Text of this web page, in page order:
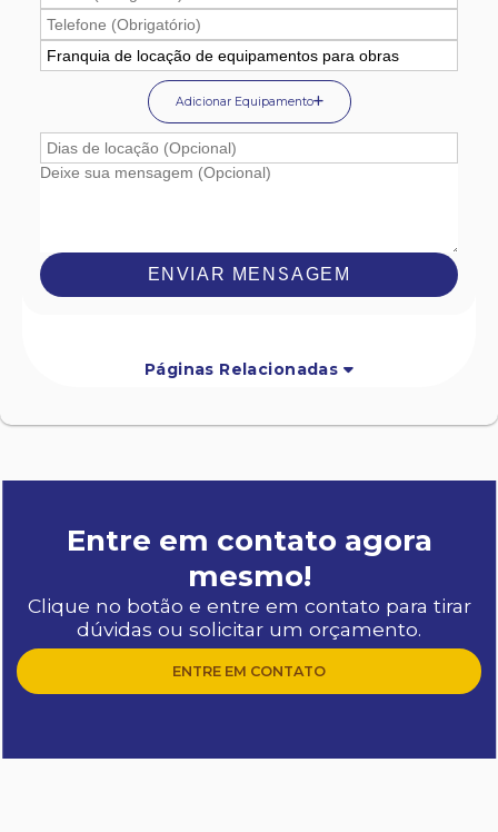
Adicionar Equipamento
ENVIAR MENSAGEM
Páginas Relacionadas
Entre em contato agora
mesmo!
Clique no botão e entre em contato para tirar
dúvidas ou solicitar um orçamento.
ENTRE EM CONTATO